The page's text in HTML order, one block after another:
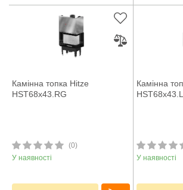
Камінна топка Hitze
HST68x43.RG
(0)
У наявності
Камінна
У наявності